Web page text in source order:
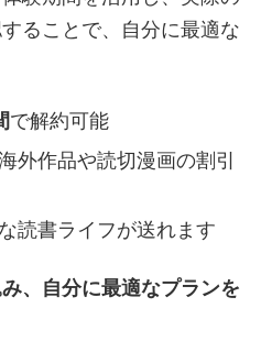
ることで、自分に最適な
で解約可能
外作品や読切漫画の割引
読書ライフが送れます
、自分に最適なプランを